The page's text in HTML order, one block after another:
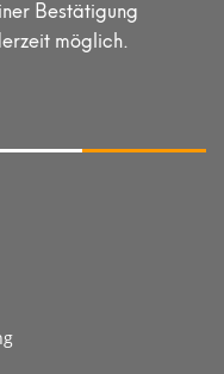
Bestätigung
möglich.